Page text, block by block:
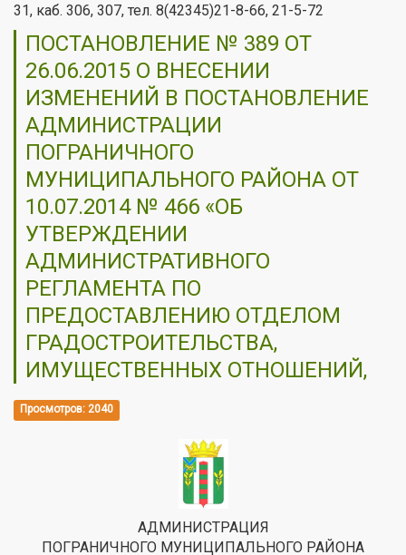
31, каб. 306, 307, тел. 8(42345)21-8-66, 21-5-72
ПОСТАНОВЛЕНИЕ № 389 ОТ
26.06.2015 О ВНЕСЕНИИ
ИЗМЕНЕНИЙ В ПОСТАНОВЛЕНИЕ
АДМИНИСТРАЦИИ
ПОГРАНИЧНОГО
МУНИЦИПАЛЬНОГО РАЙОНА ОТ
10.07.2014 № 466 «ОБ
УТВЕРЖДЕНИИ
АДМИНИСТРАТИВНОГО
РЕГЛАМЕНТА ПО
ПРЕДОСТАВЛЕНИЮ ОТДЕЛОМ
ГРАДОСТРОИТЕЛЬСТВА,
ИМУЩЕСТВЕННЫХ ОТНОШЕНИЙ,
Просмотров: 2040
АДМИНИСТРАЦИЯ
ПОГРАНИЧНОГО МУНИЦИПАЛЬНОГО РАЙОНА